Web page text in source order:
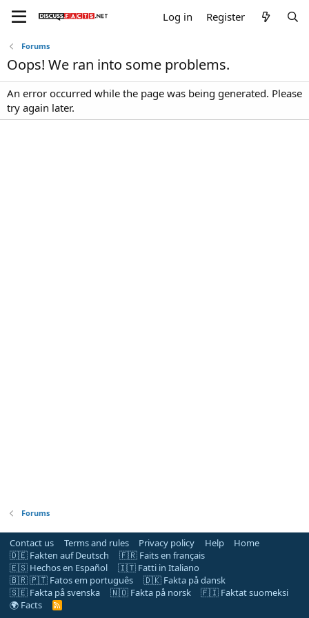
Log in Register
Forums
Oops! We ran into some problems.
An error occurred while the page was being generated. Please
try again later.
Forums
Contact us Terms and rules Privacy policy Help
Home
🇩🇪 Fakten auf Deutsch
🇫🇷 Faits en français
🇪🇸 Hechos en Español
🇮🇹 Fatti in Italiano
🇧🇷 🇵🇹 Fatos em português
🇩🇰 Fakta på dansk
🇸🇪 Fakta på svenska
🇳🇴 Fakta på norsk
🇫🇮 Faktat suomeksi
🌍 Facts
R